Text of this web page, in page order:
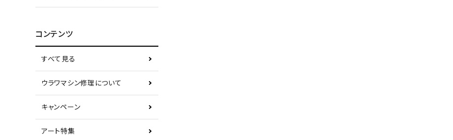
コンテンツ
すべて見る
ウラワマシン修理について
キャンペーン
アート特集